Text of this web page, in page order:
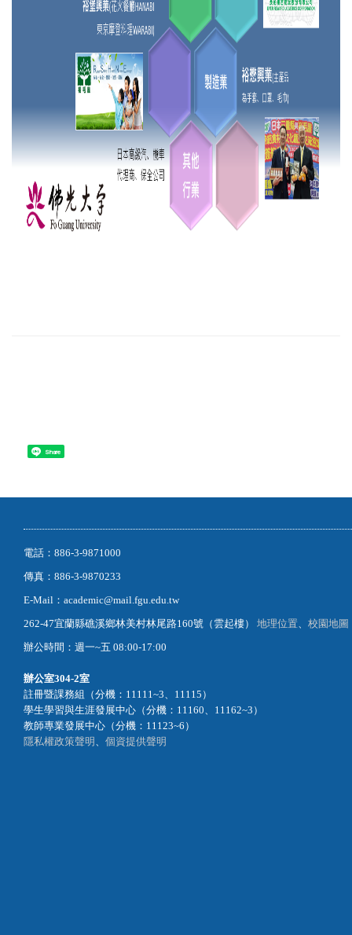
Share
電話：886-3-9871000
傳真：886-3-9870233
E-Mail：academic@mail.fgu.edu.tw
262-47宜蘭縣礁溪鄉林美村林尾路160號（雲起樓） 地理位置
校園地圖
辦公時間：週一~五 08:00-17:00
辦公室304-2室
註冊暨課務組（分機：11111~3、11115）
學生學習與生涯發展中心（分機：11160、11162~3）
教師專業發展中心（分機：11123~6）
隱私權政策聲明
個資提供聲明